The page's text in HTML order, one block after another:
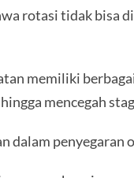
rotasi tidak bisa
memiliki
mencegah
dalam penyegaran